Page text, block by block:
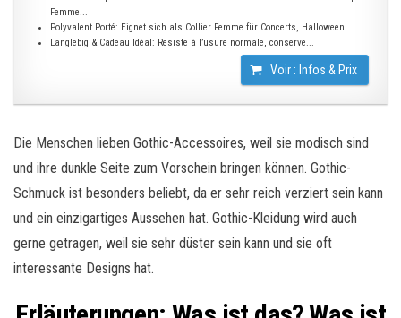
Femme...
Polyvalent Porté: Eignet sich als Collier Femme für Concerts, Halloween...
Langlebig & Cadeau Idéal: Resiste à l’usure normale, conserve...
Voir : Infos & Prix
Die Menschen lieben Gothic-Accessoires, weil sie modisch sind
und ihre dunkle Seite zum Vorschein bringen können. Gothic-
Schmuck ist besonders beliebt, da er sehr reich verziert sein kann
und ein einzigartiges Aussehen hat. Gothic-Kleidung wird auch
gerne getragen, weil sie sehr düster sein kann und sie oft
interessante Designs hat.